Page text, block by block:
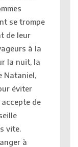
se trompe
de leur
à la
la nuit, la
Nataniel,
éviter
de
vite.
à